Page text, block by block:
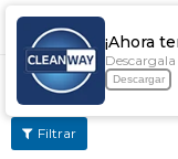
¡Ahora
Descargar
